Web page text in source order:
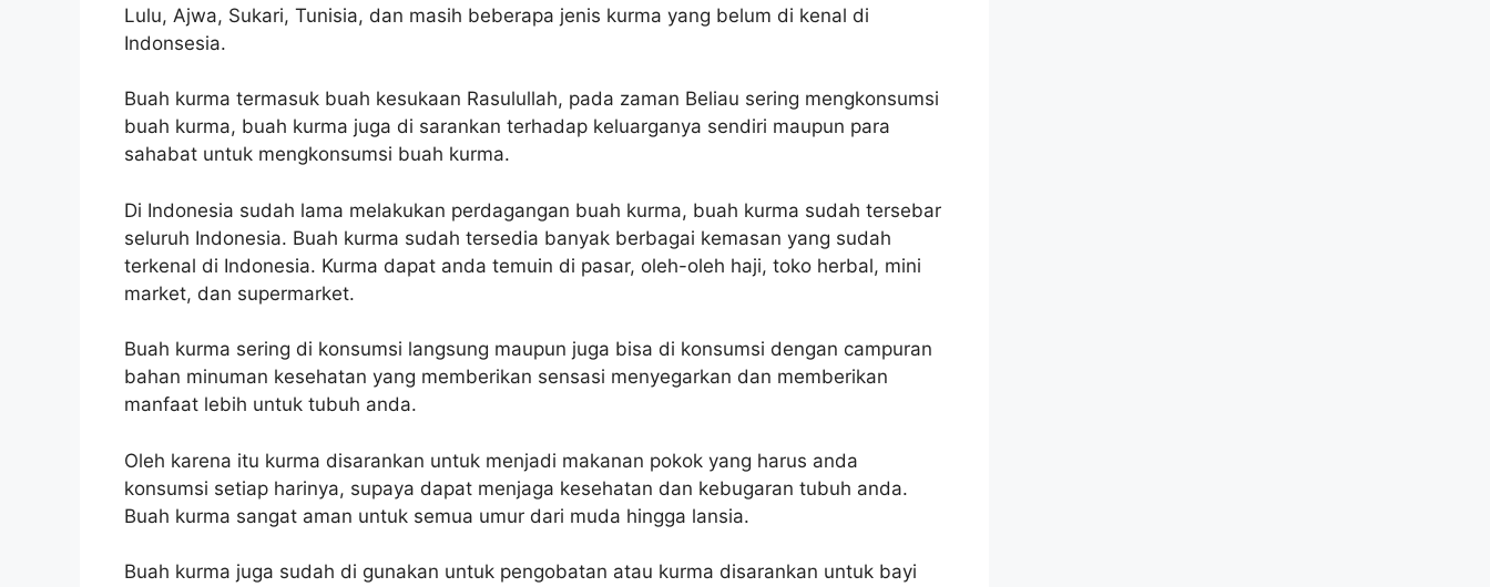
Lulu, Ajwa, Sukari, Tunisia, dan masih beberapa jenis kurma yang belum di kenal di
Indonsesia.
Buah kurma termasuk buah kesukaan Rasulullah, pada zaman Beliau sering mengkonsumsi
buah kurma, buah kurma juga di sarankan terhadap keluarganya sendiri maupun para
sahabat untuk mengkonsumsi buah kurma.
Di Indonesia sudah lama melakukan perdagangan buah kurma, buah kurma sudah tersebar
seluruh Indonesia. Buah kurma sudah tersedia banyak berbagai kemasan yang sudah
terkenal di Indonesia. Kurma dapat anda temuin di pasar, oleh-oleh haji, toko herbal, mini
market, dan supermarket.
Buah kurma sering di konsumsi langsung maupun juga bisa di konsumsi dengan campuran
bahan minuman kesehatan yang memberikan sensasi menyegarkan dan memberikan
manfaat lebih untuk tubuh anda.
Oleh karena itu kurma disarankan untuk menjadi makanan pokok yang harus anda
konsumsi setiap harinya, supaya dapat menjaga kesehatan dan kebugaran tubuh anda.
Buah kurma sangat aman untuk semua umur dari muda hingga lansia.
Buah kurma juga sudah di gunakan untuk pengobatan atau kurma disarankan untuk bayi